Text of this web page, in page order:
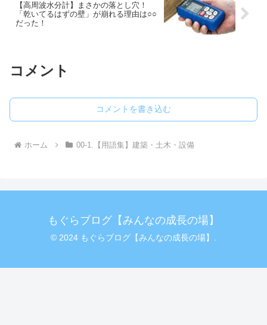
【高周波水分計】まさかの落とし穴！
「乾いてるはずの壁」が崩れる理由は○○
だった！
コメント
コメントを書き込む
ホーム 00-1.【用語集】建築・土木・設備
もぐらブログ【みんなの成長の場】
© 2024 もぐらブログ【みんなの成長の場】.